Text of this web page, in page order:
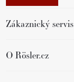
Zákaznický servis
O Rösler.cz